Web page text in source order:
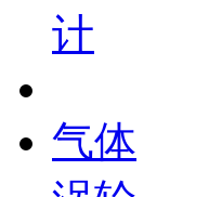
计
气体